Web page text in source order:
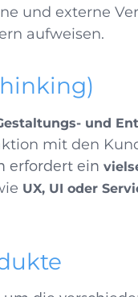
und externe
aufweisen.
und
mit den
erfordert ein
UX, UI oder